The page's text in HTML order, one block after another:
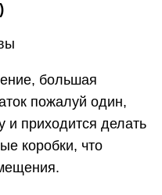
большая
пожалуй один,
и приходится делать
коробки, что